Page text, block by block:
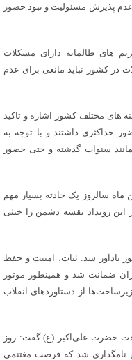
عدم پذیرش مسئولیت و نبود حضور
های ظالمانه دارای مشکلات
در کشور نباید مانعی برای عدم
مختلف کشور اشاره و تاکید
حداکثری داشتند و با توجه به
همانند سنوات گذشته و حتی حضور
ولی فقیه در استان تصریح کرد: ۲۲ بهمن ماه سالروز یک حادثه بسیار مهم
رویداد نقشه دشمن را خنثی
یادآور شد: ثبات، امنیت و حفظ
ضمانت شد و همینطور موتور
از دستاوردهای انقلاب
حضرت علی‌اکبر (ع) گفت: روز
نامگذاری شد که فرصت مغتنمی